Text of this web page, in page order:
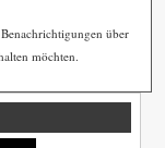
über
möchten.